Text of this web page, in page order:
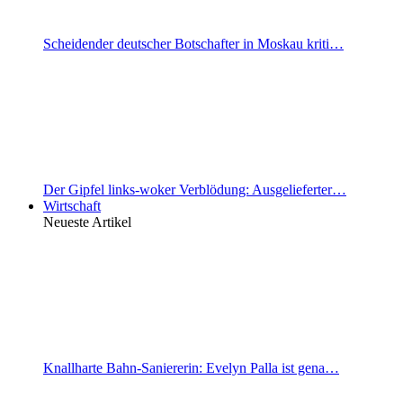
Scheidender deutscher Botschafter in Moskau kriti…
Der Gipfel links-woker Verblödung: Ausgelieferter…
Wirtschaft
Neueste Artikel
Knallharte Bahn-Saniererin: Evelyn Palla ist gena…